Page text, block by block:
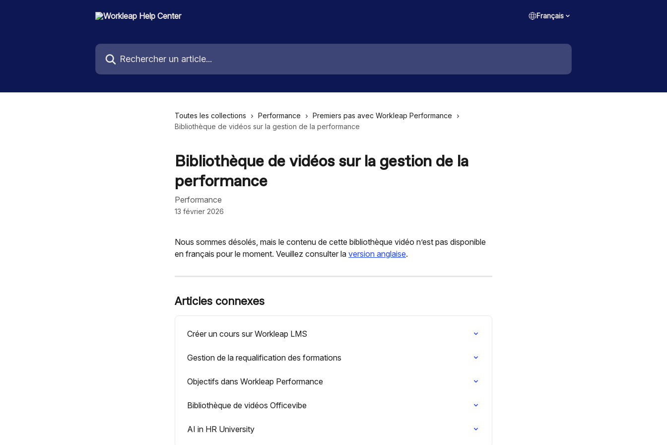
Français
Rechercher un article...
Toutes les collections Performance
Premiers pas avec Workleap Performance
Bibliothèque de vidéos sur la gestion de la performance
Bibliothèque de vidéos sur la gestion de la
performance
Performance
13 février 2026
Nous sommes désolés, mais le contenu de cette bibliothèque vidéo n’est pas disponible
en français pour le moment. Veuillez consulter la version anglaise.
Articles connexes
Créer un cours sur Workleap LMS
Gestion de la requalification des formations
Objectifs dans Workleap Performance
Bibliothèque de vidéos Officevibe
AI in HR University